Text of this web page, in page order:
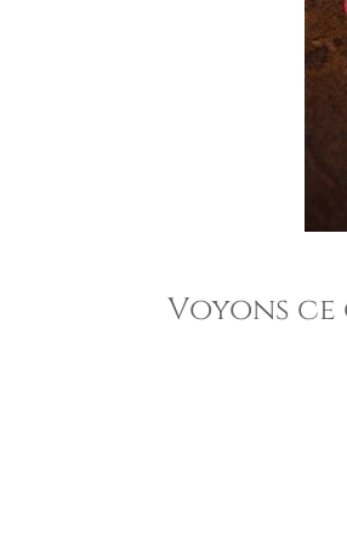
Voyons